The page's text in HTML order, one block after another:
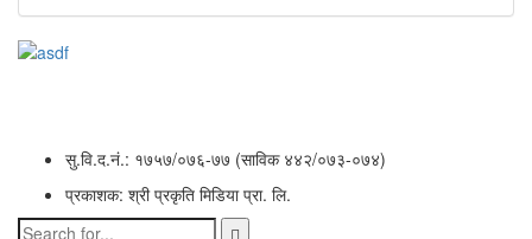
सु.वि.द.नं.: १७५७/०७६-७७ (साविक ४४२/०७३-०७४)
प्रकाशक: श्री प्रकृति मिडिया प्रा. लि.